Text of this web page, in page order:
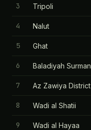
3 Tripoli
4 Nalut
5 Ghat
6 Baladiyah Surman
7 Az Zawiya District
8 Wadi al Shatii
9 Wadi al Hayaa